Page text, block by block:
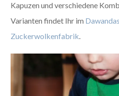
Kapuzen und verschiedene
Varianten findet Ihr im
Zuckerwolkenfabrik.